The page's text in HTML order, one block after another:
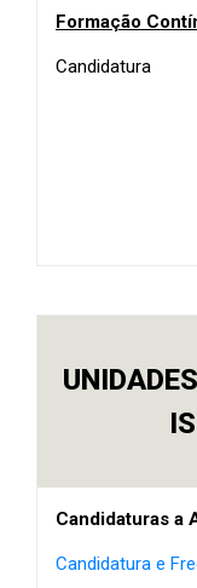
Formação
Candidatura
Candidaturas a
Candidatura e